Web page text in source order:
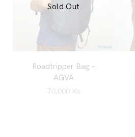
Roadtripper Bag –
AGVA
70,000 Ks
Sold Out